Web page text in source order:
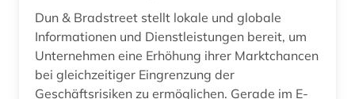
Dun & Bradstreet stellt lokale und globale
Informationen und Dienstleistungen bereit, um
Unternehmen eine Erhöhung ihrer Marktchancen
bei gleichzeitiger Eingrenzung der
Geschäftsrisiken zu ermöglichen. Gerade im E-